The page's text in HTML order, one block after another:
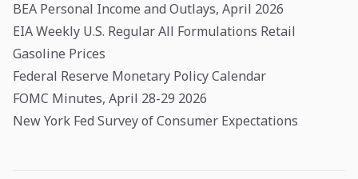
BEA Personal Income and Outlays, April 2026
EIA Weekly U.S. Regular All Formulations Retail
Gasoline Prices
Federal Reserve Monetary Policy Calendar
FOMC Minutes, April 28-29 2026
New York Fed Survey of Consumer Expectations